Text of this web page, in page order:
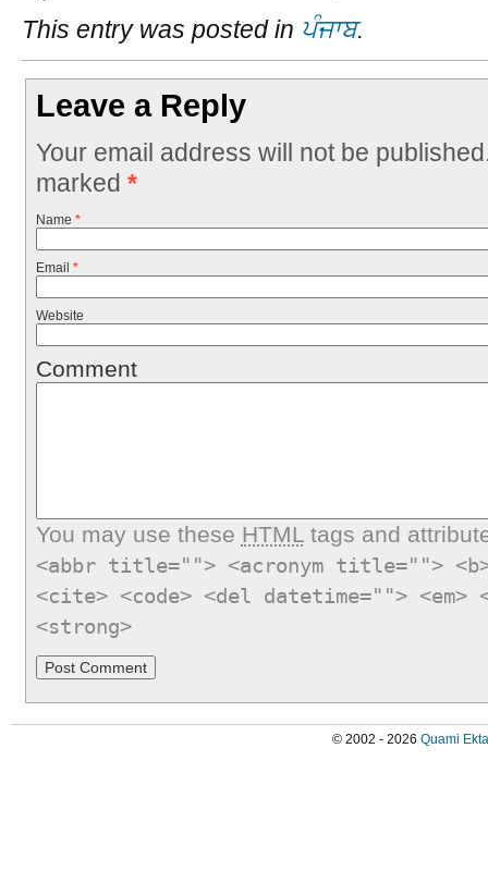
This entry was posted in ਪੰਜਾਬ.
Leave a Reply
Your email address will not be
marked *
Name *
Email *
Website
Comment
You may use these HTMLtags and
<abbr title=""> <acronym title="">
<cite> <code> <del datetime="">
<strong>
© 2002 - 2026 Quami